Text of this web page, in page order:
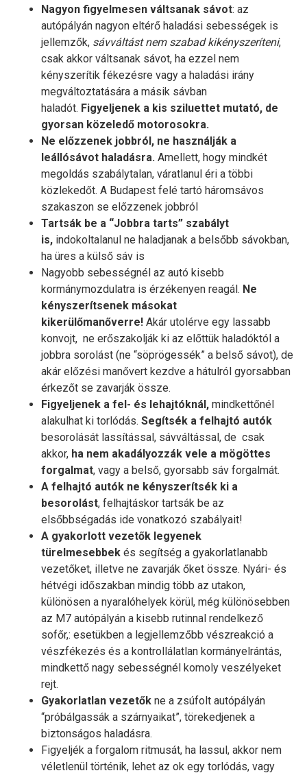
Nagyon figyelmesen váltsanak sávot: az
autópályán nagyon eltérő haladási sebességek is
jellemzők, sávváltást nem szabad kikényszeríteni,
csak akkor váltsanak sávot, ha ezzel nem
kényszerítik fékezésre vagy a haladási irány
megváltoztatására a másik sávban
haladót. Figyeljenek a kis sziluettet mutató, de
gyorsan közeledő motorosokra.
Ne előzzenek jobbról, ne használják a
leállósávot haladásra. Amellett, hogy mindkét
megoldás szabálytalan, váratlanul éri a többi
közlekedőt. A Budapest felé tartó háromsávos
szakaszon se előzzenek jobbról
Tartsák be a “Jobbra tarts” szabályt
is, indokoltalanul ne haladjanak a belsőbb sávokban,
ha üres a külső sáv is
Nagyobb sebességnél az autó kisebb
kormánymozdulatra is érzékenyen reagál. Ne
kényszerítsenek másokat
kikerülőmanőverre! Akár utolérve egy lassabb
konvojt, ne erőszakolják ki az előttük haladóktól a
jobbra sorolást (ne “söprögessék” a belső sávot), de
akár előzési manővert kezdve a hátulról gyorsabban
érkezőt se zavarják össze.
Figyeljenek a fel- és lehajtóknál, mindkettőnél
alakulhat ki torlódás. Segítsék a felhajtó autók
besorolását lassítással, sávváltással, de csak
akkor, ha nem akadályozzák vele a mögöttes
forgalmat, vagy a belső, gyorsabb sáv forgalmát.
A felhajtó autók ne kényszerítsék ki a
besorolást, felhajtáskor tartsák be az
elsőbbségadás ide vonatkozó szabályait!
A gyakorlott vezetők legyenek
türelmesebbek és segítség a gyakorlatlanabb
vezetőket, illetve ne zavarják őket össze. Nyári- és
hétvégi időszakban mindig több az utakon,
különösen a nyaralóhelyek körül, még különösebben
az M7 autópályán a kisebb rutinnal rendelkező
sofőr,: esetükben a legjellemzőbb vészreakció a
vészfékezés és a kontrollálatlan kormányelrántás,
mindkettő nagy sebességnél komoly veszélyeket
rejt.
Gyakorlatlan vezetők ne a zsúfolt autópályán
“próbálgassák a szárnyaikat”, törekedjenek a
biztonságos haladásra.
Figyeljék a forgalom ritmusát, ha lassul, akkor nem
véletlenül történik, lehet az ok egy torlódás, vagy